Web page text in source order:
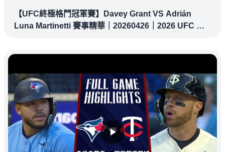
【UFC終極格鬥冠軍賽】Davey Grant VS Adrián
Luna Martinetti 賽事精華｜20260426｜2026 UFC 鎖